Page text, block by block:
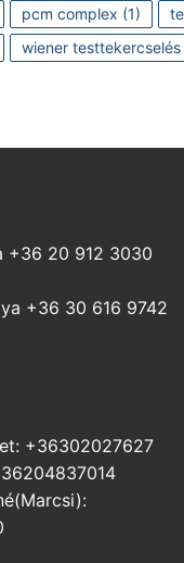
pcm complex (1)
wiener testtekercselés
+36 20 912 3030
+36 30 616 9742
+36302027627